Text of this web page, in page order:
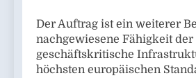
Der Auftrag ist ein weiterer
nachgewiesene Fähigkeit der
geschäftskritische
höchsten europäischen